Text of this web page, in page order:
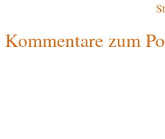
Kommentare zum